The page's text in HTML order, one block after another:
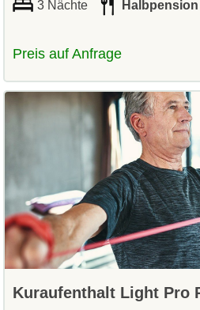
3 Nächte Halbpension
Preis auf Anfrage
Kuraufenthalt Light Pro